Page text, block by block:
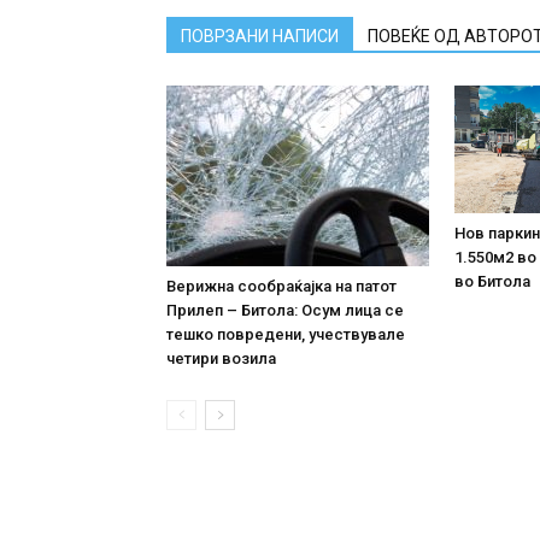
ПОВРЗАНИ НАПИСИ ПОВЕЌЕ ОД
Верижна сообраќајка на патот
Прилеп – Битола: Осум лица се
тешко повредени, учествувале
четири возила
Нов
1.550м2 во
во Битола